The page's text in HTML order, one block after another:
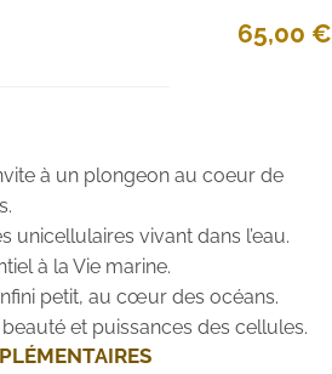
65,00 €
à un plongeon au coeur de
unicellulaires vivant dans l’eau.
à la Vie marine.
petit, au cœur des océans.
et puissances des cellules.